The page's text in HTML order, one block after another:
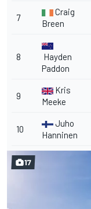
7
Craig
Breen
8
Hayden
Paddon
9
Kris
Meeke
10
Juho
Hanninen
17